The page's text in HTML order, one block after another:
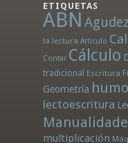
ETIQUETAS
ABN
la lectura Artículo
Contar Cálculo
tradicional Escritura
Geometría
lectoescritura
multiplicación